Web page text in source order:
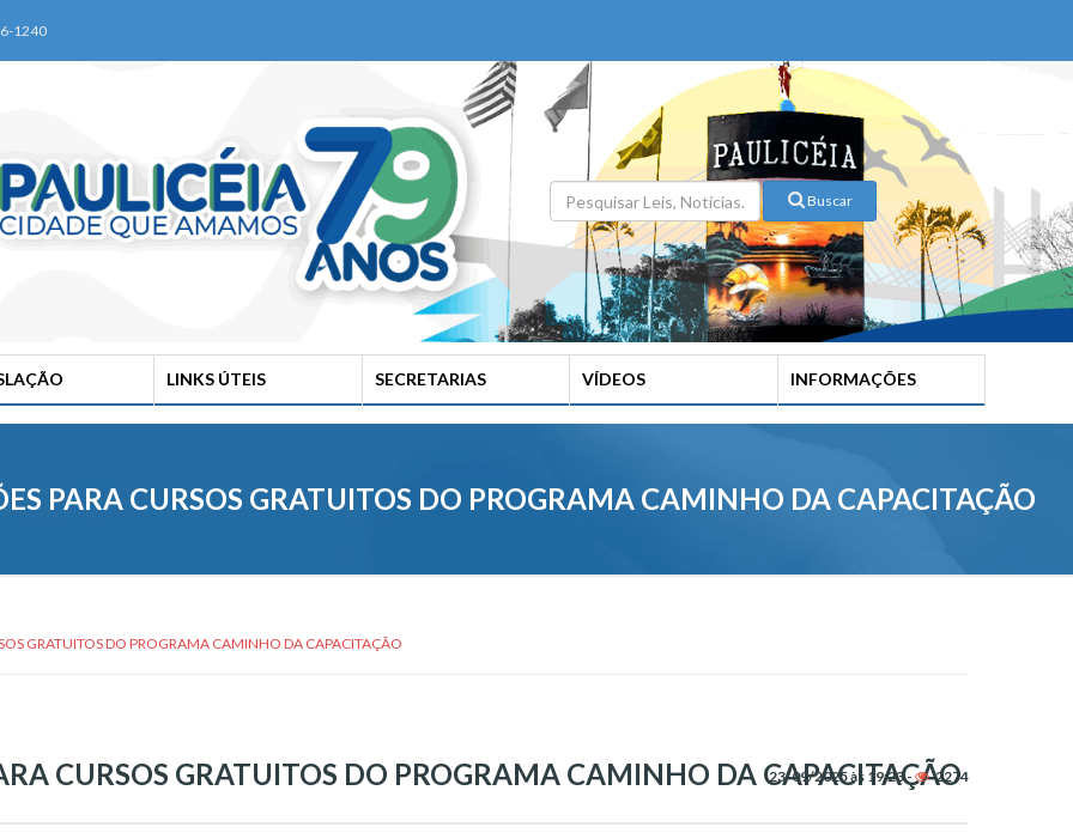
1240
Buscar
LINKS ÚTEIS SECRETARIAS VÍDEOS INFORMAÇÕES
PARA CURSOS GRATUITOS DO PROGRAMA CAMINHO DA CAPACITAÇÃO
GRATUITOS DO PROGRAMA CAMINHO DA CAPACITAÇÃO
CURSOS GRATUITOS DO PROGRAMA CAMINHO DA CAPACITAÇÃO
23/09/2025 às 19:23 - 2274